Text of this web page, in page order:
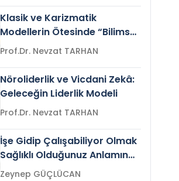
Klasik ve Karizmatik
Modellerin Ötesinde “Bilimsel
Liderlik”
Prof.Dr. Nevzat TARHAN
Nöroliderlik ve Vicdani Zekâ:
Geleceğin Liderlik Modeli
Prof.Dr. Nevzat TARHAN
İşe Gidip Çalışabiliyor Olmak
Sağlıklı Olduğunuz Anlamına
Gelir mi?Zeynep GÜÇLÜCAN